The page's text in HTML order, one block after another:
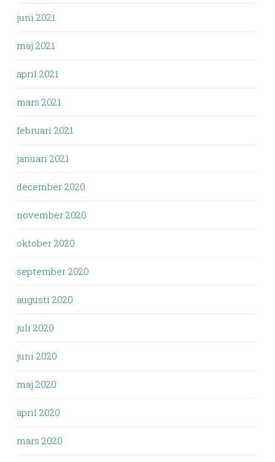
juni 2021
maj 2021
april 2021
mars 2021
februari 2021
januari 2021
december 2020
november 2020
oktober 2020
september 2020
augusti 2020
juli 2020
juni 2020
maj 2020
april 2020
mars 2020